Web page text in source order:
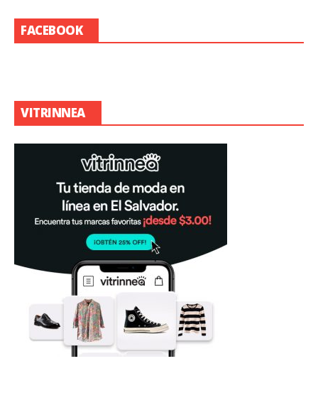
FACEBOOK
VITRINNEA